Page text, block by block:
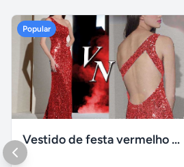
Popular
Vestido de festa vermelho com brilho e pedraria